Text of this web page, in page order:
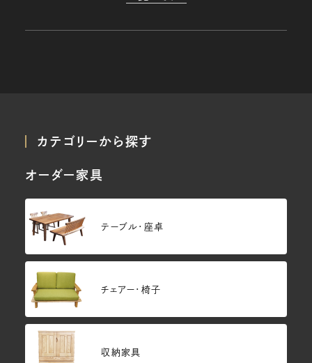
カテゴリーから探す
オーダー家具
テーブル・座卓
チェアー・椅子
収納家具